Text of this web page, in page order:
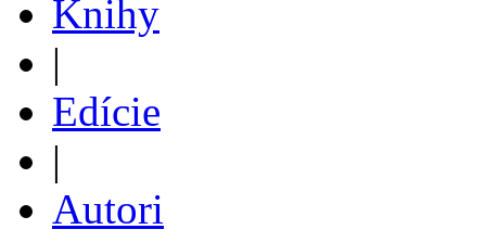
Knihy
|
Edície
|
Autori